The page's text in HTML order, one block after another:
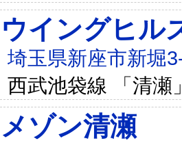
ウイングヒル
埼玉県新座市新堀
西武池袋線 「清瀬
メゾン清瀬